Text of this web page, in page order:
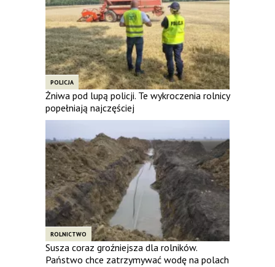
POLICJA
Żniwa pod lupą policji. Te wykroczenia rolnicy
popełniają najczęściej
ROLNICTWO
Susza coraz groźniejsza dla rolników.
Państwo chce zatrzymywać wodę na polach